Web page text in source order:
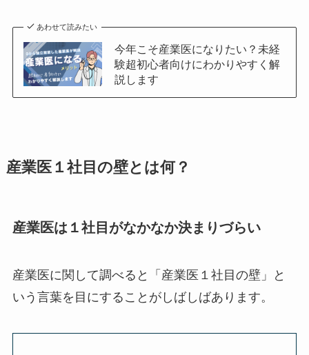
あわせて読みたい
今年こそ産業医になりたい？未経
験超初心者向けにわかりやすく解
説します
産業医１社目の壁とは何？
産業医は１社目がなかなか決まりづらい
産業医に関して調べると「産業医１社目の壁」と
いう言葉を目にすることがしばしばあります。